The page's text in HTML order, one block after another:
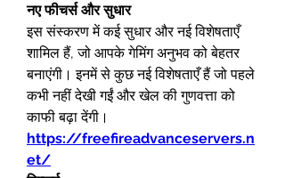
नए फीचर्स और सुधार
इस संस्करण में कई सुधार और नई विशेषताएँ
शामिल हैं, जो आपके गेमिंग अनुभव को बेहतर
बनाएंगी। इनमें से कुछ नई विशेषताएँ हैं जो पहले
कभी नहीं देखी गईं और खेल की गुणवत्ता को
https://freefireadvanceservers.n
et/